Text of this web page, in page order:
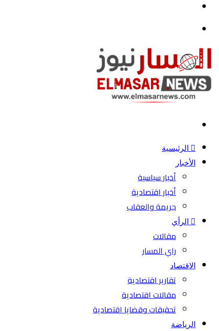
الرئيسية
الأخبار
أخبار سياسية
أخبار اقتصادية
جريمة والعقاب
الرأي
مقالات
راي المسار
الاقتصاد
تقارير اقتصادية
مقالات اقتصادية
تحقيقات وقضايا اقتصادية
الرياضة